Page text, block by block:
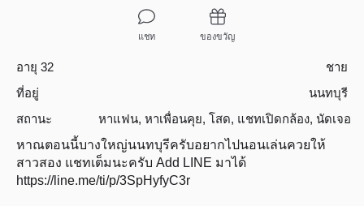
แชท ของขวัญ
อายุ 32
ชาย
ที่อยู่
นนทบุรี
สถานะ
หาแฟน, หาเพื่อนคุย, โสด, แชทเปิดกล้อง, นัดเจอ
หาณตอนนี้บางใหญ่นนทบุรีครับอยากไปนอนเล่นควยให้
สาวสอง แชทเต็มนะครับ Add LINE มาได้
https://line.me/ti/p/3SpHyfyC3r